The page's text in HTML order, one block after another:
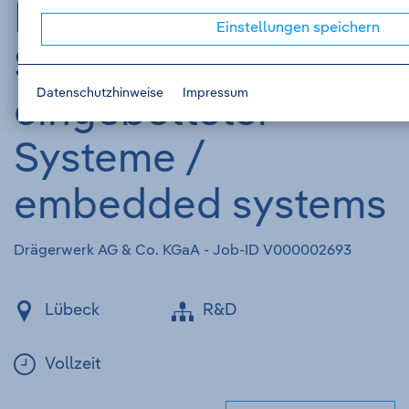
Einstellungen speichern
Datenschutzhinweise Impressum
Entwicklung -
eingebetteter
Systeme /
embedded systems
Drägerwerk AG & Co. KGaA - Job-ID V000002693
Lübeck R&D
Vollzeit